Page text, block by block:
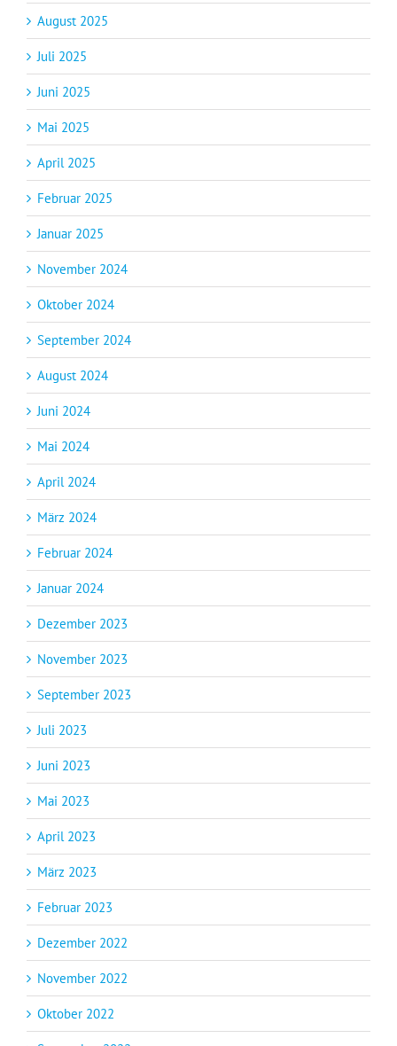
August 2025
Juli 2025
Juni 2025
Mai 2025
April 2025
Februar 2025
Januar 2025
November 2024
Oktober 2024
September 2024
August 2024
Juni 2024
Mai 2024
April 2024
März 2024
Februar 2024
Januar 2024
Dezember 2023
November 2023
September 2023
Juli 2023
Juni 2023
Mai 2023
April 2023
März 2023
Februar 2023
Dezember 2022
November 2022
Oktober 2022